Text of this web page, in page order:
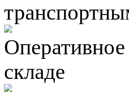
Оперативное
складе